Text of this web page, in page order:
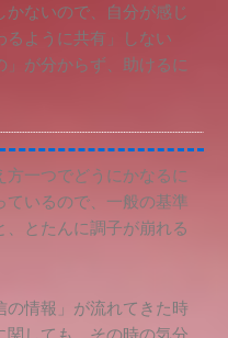
かないので、自分が感じ
るように共有」しない
」が分からず、助けるに
一つでどうにかなるに
ているので、一般の基準
とたんに調子が崩れる
の情報」が流れてきた時